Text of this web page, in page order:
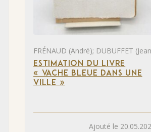
FRÉNAUD (André); DUBUFFET
ESTIMATION DU LIVRE
« VACHE BLEUE DANS UNE
VILLE »
Ajouté le